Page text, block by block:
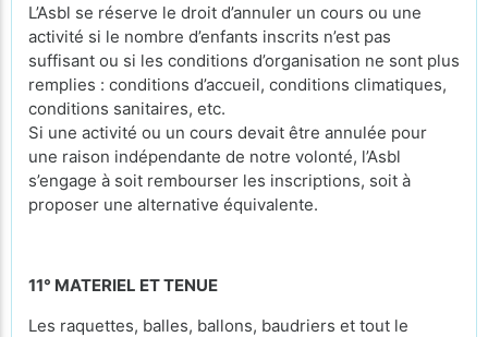
L’Asbl se réserve le droit d’annuler un cours ou une
activité si le nombre d’enfants inscrits n’est pas
suffisant ou si les conditions d’organisation ne sont plus
remplies : conditions d’accueil, conditions climatiques,
conditions sanitaires, etc.
Si une activité ou un cours devait être annulée pour
une raison indépendante de notre volonté, l’Asbl
s’engage à soit rembourser les inscriptions, soit à
proposer une alternative équivalente.
11° MATERIEL ET TENUE
Les raquettes, balles, ballons, baudriers et tout le